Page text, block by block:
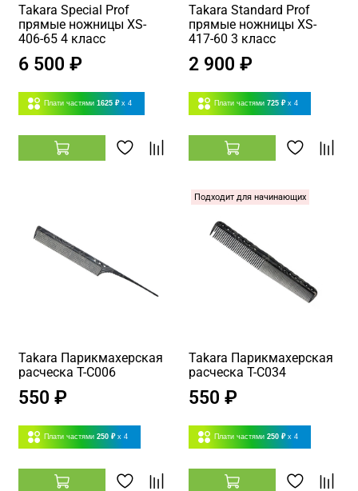
Takara Special Prof
прямые ножницы XS-
406-65 4 класс
6 500 ₽
Плати частями 1625 ₽ x 4
Takara Standard Prof
прямые ножницы XS-
417-60 3 класс
2 900 ₽
Плати частями 725 ₽ x 4
Takara Парикмахерская
расческа T-C006
550 ₽
Плати частями 250 ₽ x 4
Подходит для начинающих
Takara Парикмахерская
расческа T-C034
550 ₽
Плати частями 250 ₽ x 4